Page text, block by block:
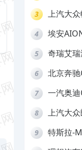
3
上汽大
4
埃安
5
奇瑞艾
6
北京奔
7
一汽奥
8
上汽大
9 特斯拉-